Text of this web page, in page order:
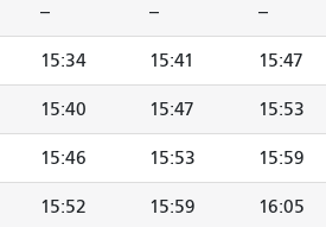
-- -- --
15:34 15:41 15:47
15:40 15:47 15:53
15:46 15:53 15:59
15:52 15:59 16:05